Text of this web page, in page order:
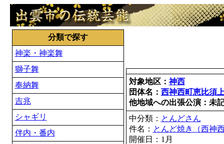
分類で探す
神楽・神楽舞
獅子舞
奉納舞
吉兆
シャギリ
伴内・番内
対象地区：神西
団体名： 西神西町恵比須
他地域への出張公演：未
中分類： とんどさん
件名： とんど焼き（西神
開催日：1月